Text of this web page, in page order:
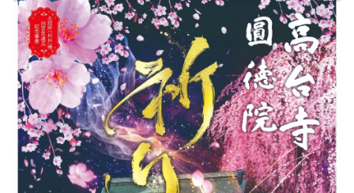
数
を
読
み
込
み
中
で
す